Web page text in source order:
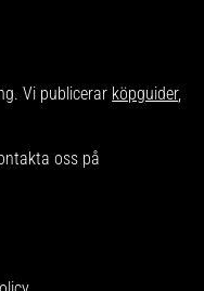
Vi publicerar köpguider,
oss på